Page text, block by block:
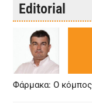
Editorial
Φάρμακα: Ο κόμπος